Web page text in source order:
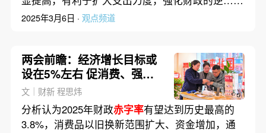
2025年3月6日 · 观点频道
两会前瞻：经济增长目标或
设在5%左右 促消费、强科
技政策是看点
文｜财新 程思炜
分析认为2025年财政赤字率有望达到历史最高的
3.8%，消费品以旧换新范围扩大、资金增加，通